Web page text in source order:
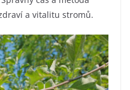
a vitalitu stromů.